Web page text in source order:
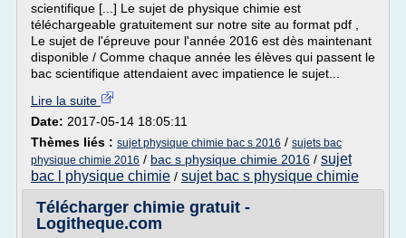
scientifique [...] Le sujet de physique chimie est
téléchargeable gratuitement sur notre site au format pdf ,
Le sujet de l'épreuve pour l'année 2016 est dès maintenant
disponible / Comme chaque année les élèves qui passent le
bac scientifique attendaient avec impatience le sujet...
Lire la suite
Date: 2017-05-14 18:05:11
Thèmes liés : sujet physique chimie bac s 2016 / sujets bac
physique chimie 2016 / bac s physique chimie 2016 / sujet
bac l physique chimie / sujet bac s physique chimie
Télécharger chimie gratuit -
Logitheque.com